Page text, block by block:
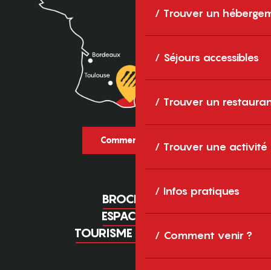
Trouver un
Séjours accessibles
Trouver un
Trouver une activité
Infos pratiques
Comment venir ?
Comment venir ?
BROCHURES
ESPACE PRO
TOURISME D'AFFAIRES